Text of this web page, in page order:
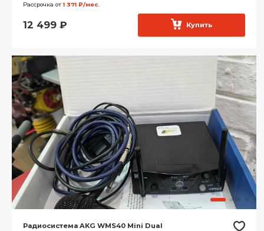
Рассрочка от1 371 ₽/мес.
12 499 ₽ Купить
Радиосистема AKG WMS40 Mini Dual